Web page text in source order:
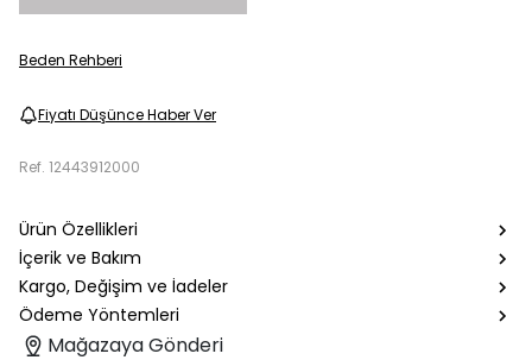
Beden Rehberi
Fiyatı Düşünce Haber Ver
Ref. 12443912000
Ürün Özellikleri
İçerik ve Bakım
Kargo, Değişim ve İadeler
Ödeme Yöntemleri
Mağazaya Gönderi